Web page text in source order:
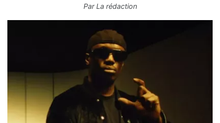
ParLa rédaction